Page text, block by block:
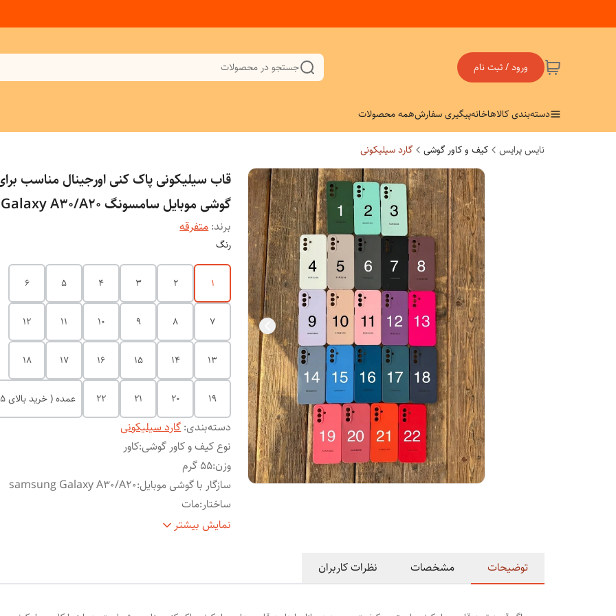
ورود / ثبت نام جستجو در محصولات
دسته‌بندی کالاهاخانهپیگیری سفارشهمه محصولات
نایس پرایس کیف و کاور گوشی گارد سیلیکونی
قاب سیلیکونی پاک کنی اورجینال مناسب
گوشی موبایل سامسونگ Galaxy A30/A20
برند:متفرقه
رنگ
1
2
3
4
5
6
7
8
9
10
11
12
13
14
15
16
17
18
19
20
21
22 عمده ( خرید بالای 5 عدد)
دسته‌بندی:گارد سیلیکونی
نوع کیف و کاور گوشی:کاور
وزن:55 گرم
سازگار با گوشی موبایل:
samsung Galaxy A30/A20
ساختار:مات
سطح
حفاظت از دکمه‌ها , لبه راست , لبه چپ , لبهنمایش بیشتر
توضیحات مشخصات نظرات کاربران